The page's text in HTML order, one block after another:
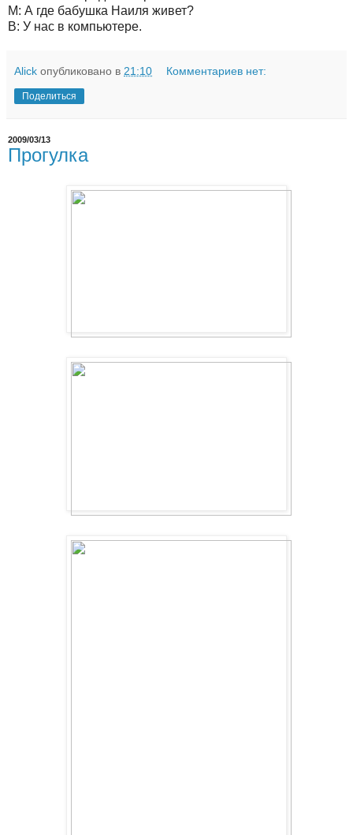
М: А где бабушка Наиля живет?
В: У нас в компьютере.
Alick опубликовано в 21:10 Комментариев нет:
Поделиться
2009/03/13
Прогулка